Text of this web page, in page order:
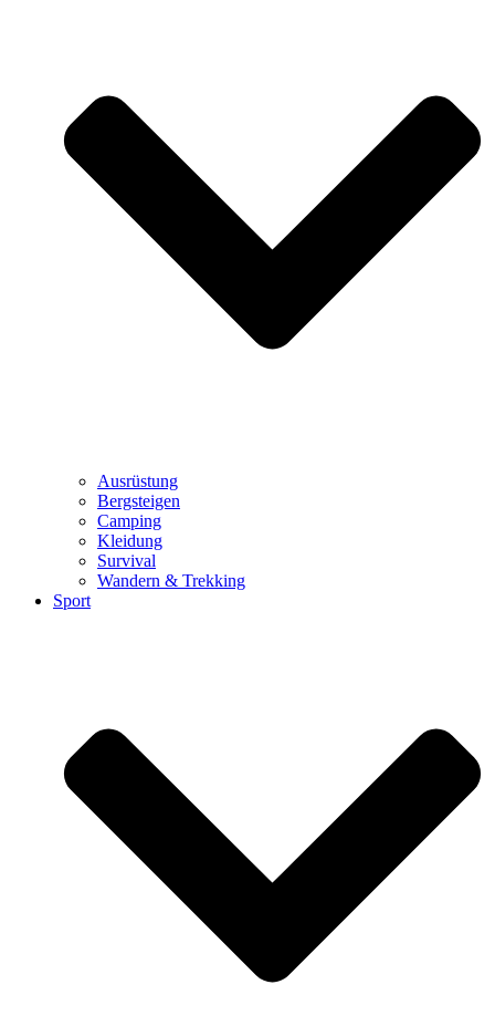
Ausrüstung
Bergsteigen
Camping
Kleidung
Survival
Wandern & Trekking
Sport